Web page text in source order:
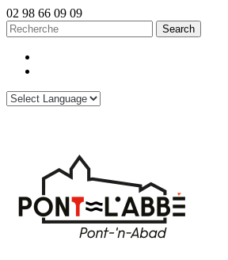
02 98 66 09 09